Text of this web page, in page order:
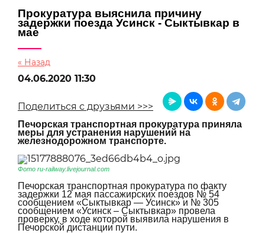
Прокуратура выяснила причину
задержки поезда Усинск - Сыктывкар в
мае
« Назад
04.06.2020 11:30
Поделиться с друзьями >>>
Печорская транспортная прокуратура приняла
меры для устранения нарушений на
железнодорожном транспорте.
Фото ru-railway.livejournal.com
Печорская транспортная прокуратура по факту
задержки 12 мая пассажирских поездов № 54
сообщением «Сыктывкар — Усинск» и № 305
сообщением «Усинск – Сыктывкар» провела
проверку, в ходе которой выявила нарушения в
Печорской дистанции пути.